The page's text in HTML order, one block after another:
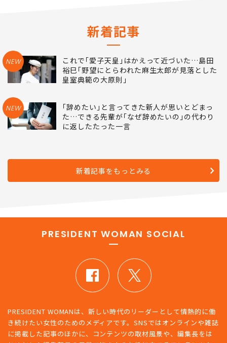
新着記事
NEW
これで｢愛子天皇｣はかえって近づいた…島田
裕巳｢野望にとらわれた麻生太郎が見落とした
皇室典範の大原則｣
NEW
｢辞めたい｣と言ってきた新人が思いとどまっ
た…できる先輩が｢なぜ辞めたいの｣の代わり
に返したたった一言
新着記事をもっとみる
PRESIDENT WOMAN SOCIAL
PRESIDENT WOMANは、新しい時代のリーダーとして情熱的に働
き続けたい女性のためのメディアです。SNSではオンラインや雑誌
に掲載した記事のほかに、コンテンツの取材風景や、編集長をは